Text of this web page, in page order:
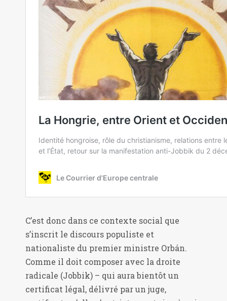
C’est donc dans ce contexte social que
s’inscrit le discours populiste et
nationaliste du premier ministre Orbán.
Comme il doit composer avec la droite
radicale (Jobbik) – qui aura bientôt un
certificat légal, délivré par un juge,